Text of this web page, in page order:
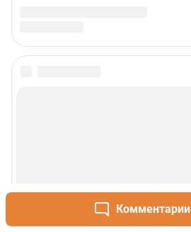
Комментарии